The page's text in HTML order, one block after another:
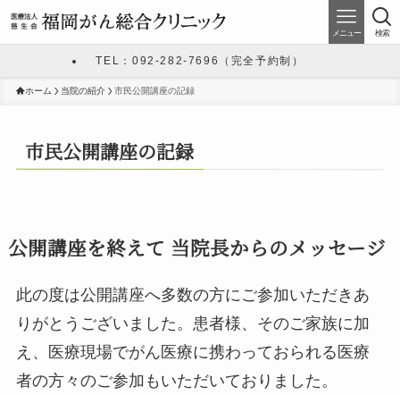
検索
メニュー
TEL：092-282-7696（完全予約制）
ホーム 当院の紹介 市民公開講座の記録
市民公開講座の記録
公開講座を終えて 当院長からのメッセージ
此の度は公開講座へ多数の方にご参加いただきあ
りがとうございました。患者様、そのご家族に加
え、医療現場でがん医療に携わっておられる医療
者の方々のご参加もいただいておりました。